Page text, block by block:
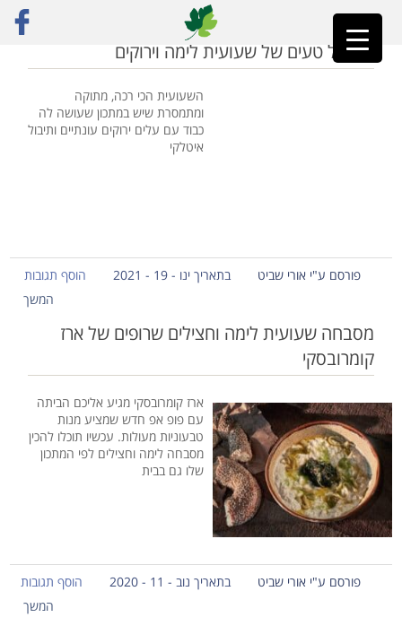
ראשי»שעועית לימה
תבשיל טעים של שעועית לימה וירוקים
השעועית הכי רכה, מתוקה
ומתמסרת שיש במתכון שעושה לה
כבוד עם עלים ירוקים עונתיים ותיבול
איטלקי
פורסם ע"י אורי שביט בתאריך ינו - 19 - 2021
הוסף תגובות
המשך
מסבחה שעועית לימה וחצילים שרופים של ארז
קומרובסקי
ארז קומרובסקי מגיע אליכם הביתה
עם פופ אפ חדש שמציע מנות
טבעוניות מעולות. עכשיו תוכלו להכין
מסבחה לימה וחצילים לפי המתכון
שלו גם בבית
פורסם ע"י אורי שביט בתאריך נוב - 11 - 2020
הוסף תגובות
המשך